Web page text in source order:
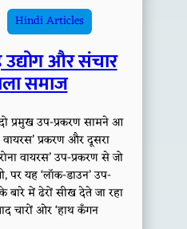
Hindi Articles
और संचार
समाज
प्रमुख उप-प्रकरण सामने आ
वायरस’ प्रकरण और दूसरा
वायरस’ उप-प्रकरण से जो
पर यह ‘लॉक-डाउन’ उप-
में ढेरों सीख देते जा रहा
चारों ओर ‘हाथ कँगन